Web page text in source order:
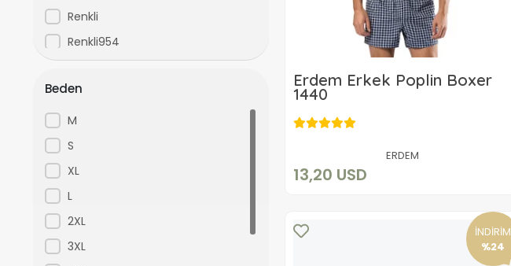
Renkli
Renkli954
Renkli 127
Kırmızı
Lacivert
Mavi
Mor
Sarı
Turuncu
Beden
M
S
XL
L
2XL
3XL
Erdem Erkek Poplin Boxer
1440
ERDEM
13,20 USD
Sepete Ekle
İNDİRİM
%24